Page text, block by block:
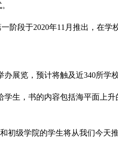
阶段于2020年11月推出，在学
展览，预计将触及近340所学
生，书的内容包括海平面上
初级学院的学生将从我们今天